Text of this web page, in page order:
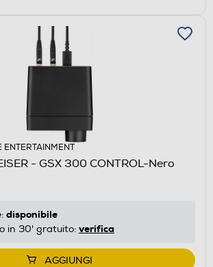
ENTERTAINMENT
- GSX 300 CONTROL-Nero
disponibile
in 30' gratuito: verifica
AGGIUNGI